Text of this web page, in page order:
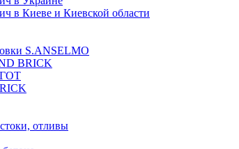
в Киеве и Киевской области
S.ANSELMO
BRICK
отливы